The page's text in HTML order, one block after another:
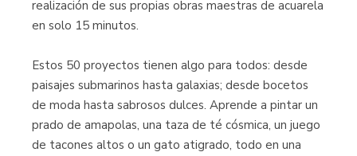
realización de sus propias obras maestras de acuarela
en solo 15 minutos.
Estos 50 proyectos tienen algo para todos: desde
paisajes submarinos hasta galaxias; desde bocetos
de moda hasta sabrosos dulces. Aprende a pintar un
prado de amapolas, una taza de té cósmica, un juego
de tacones altos o un gato atigrado, todo en una